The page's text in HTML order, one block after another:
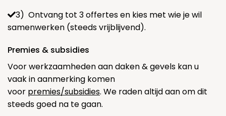
3) Ontvang tot 3 offertes en kies met wie je wil
samenwerken (steeds vrijblijvend).
Premies & subsidies
Voor werkzaamheden aan daken & gevels kan u
vaak in aanmerking komen
voor premies/subsidies. We raden altijd aan om dit
steeds goed na te gaan.